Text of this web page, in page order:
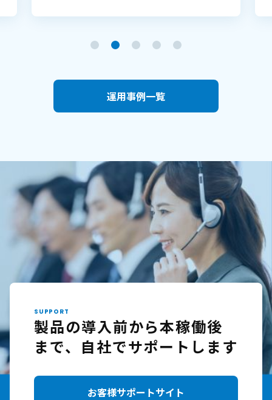
運用事例一覧
SUPPORT
製品の導入前から本稼働後
まで、自社でサポートします
お客様サポートサイト